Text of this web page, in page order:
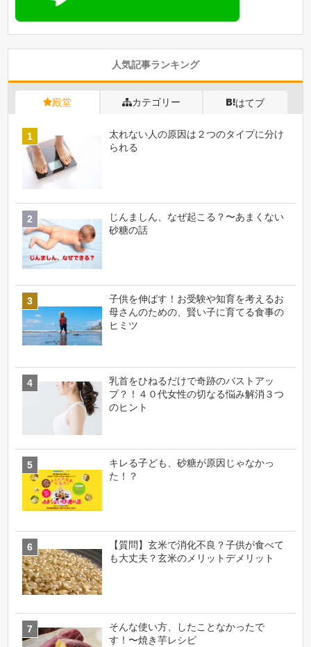
人気記事ランキング
殿堂 カテゴリー はてブ
太れない人の原因は２つのタイプに分け
られる
じんましん、なぜ起こる？〜あまくない
砂糖の話
子供を伸ばす！お受験や知育を考えるお
母さんのための、賢い子に育てる食事の
ヒミツ
乳首をひねるだけで奇跡のバストアッ
プ？！４０代女性の切なる悩み解消３つ
のヒント
キレる子ども、砂糖が原因じゃなかっ
た！？
【質問】玄米で消化不良？子供が食べて
も大丈夫？玄米のメリットデメリット
そんな使い方、したことなかったで
す！〜焼き芋レシピ